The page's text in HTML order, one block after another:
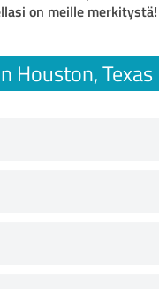
on meille merkitystä!
Houston, Texas